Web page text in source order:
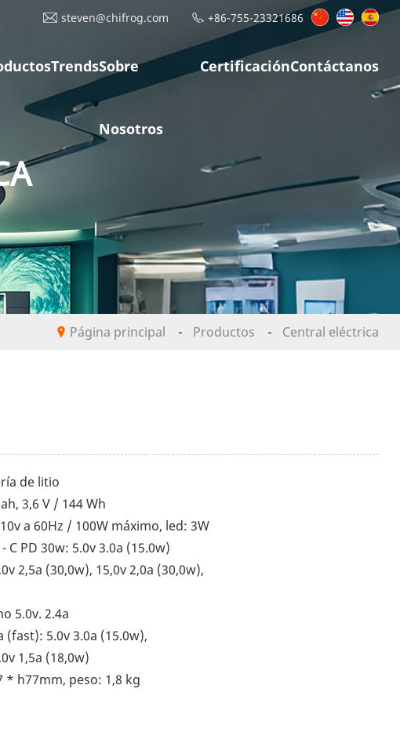
steven@chifrog.com +86-755-23321686
TrendsSobre
Nosotros
CertificaciónContáctanos
Página principal - Productos - Central eléctrica
de litio
3,6 V / 144 Wh
a 60Hz / 100W máximo, led: 3W
C PD 30w: 5.0v 3.0a (15.0w)
2,5a (30,0w), 15,0v 2,0a (30,0w),
5.0v. 2.4a
(fast): 5.0v 3.0a (15.0w),
1,5a (18,0w)
* h77mm, peso: 1,8 kg